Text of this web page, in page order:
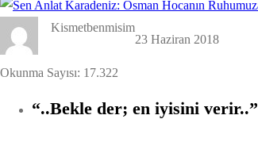
Kismetbenmisim
23 Haziran 2018
Okunma Sayısı: 17.322
“..Bekle der; en iyisini verir..”